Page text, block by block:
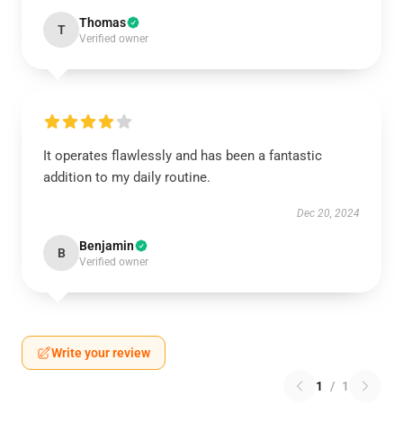
T Thomas
Verified owner
It operates flawlessly and has been a fantastic
addition to my daily routine.
Dec 20, 2024
B Benjamin
Verified owner
Write your review
1 / 1